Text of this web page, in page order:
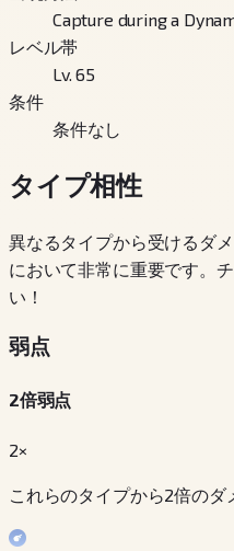
Capture during a
レベル帯
Lv. 65
条件
条件なし
タイプ相性
異なるタイプから受けるダ
において非常に重要です。
い！
弱点
2倍弱点
2×
これらのタイプから2倍のダ